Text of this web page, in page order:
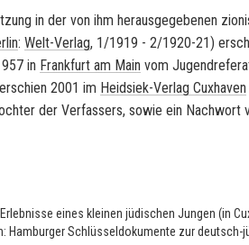
in der von ihm her­aus­ge­ge­be­nen
: Welt-​Verlag, 1/1919 - 2/1920-21)
in Frank­furt am Main vom
2001 im Heidsiek-​Verlag Cux­ha­ven
der Ver­fas­sers, sowie ein Nach­wort
eines kleinen jüdischen Jungen (in
Hamburger Schlüsseldokumente zur deutsch-